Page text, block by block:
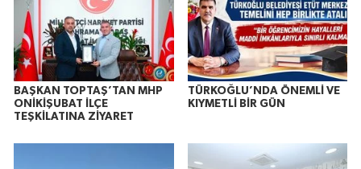
BAŞKAN TOPTAŞ’TAN MHP
ONİKİŞUBAT İLÇE
TEŞKİLATINA ZİYARET
TÜRKOĞLU’NDA ÖNEMLİ VE
KIYMETLİ BİR GÜN